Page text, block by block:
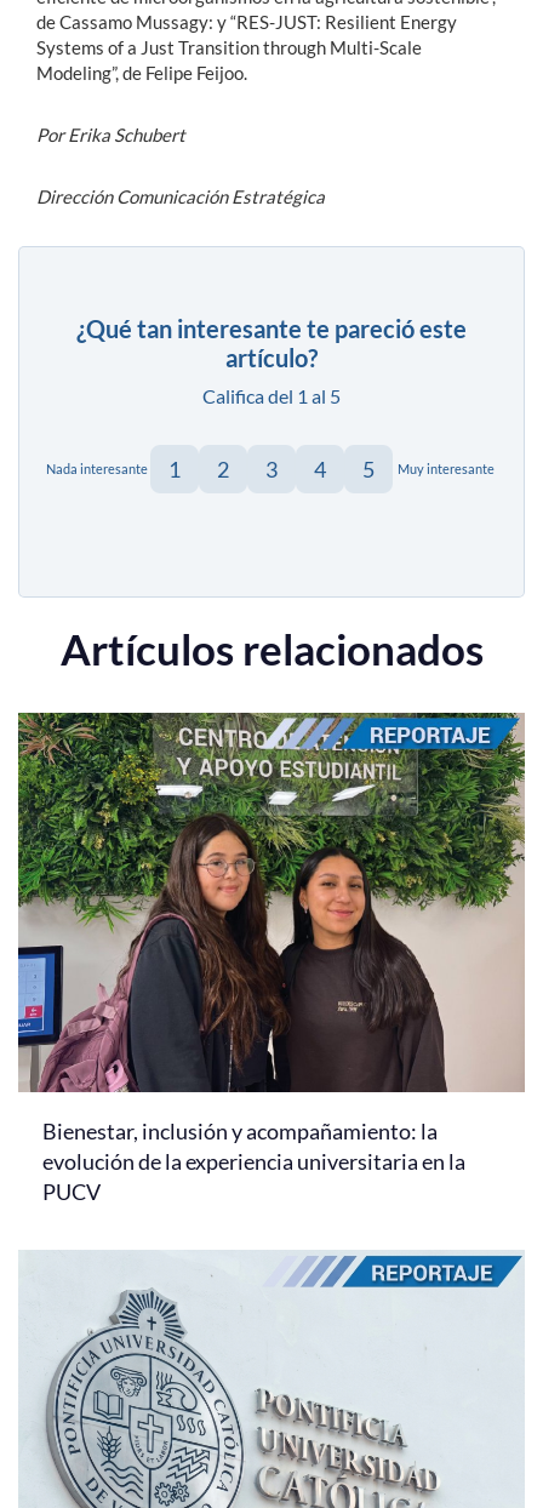
de Cassamo Mussagy: y “RES-JUST: Resilient Energy
Systems of a Just Transition through Multi-Scale
Modeling”, de Felipe Feijoo.
Por Erika Schubert
Dirección Comunicación Estratégica
¿Qué tan interesante te pareció este
artículo?
Califica del 1 al 5
Nada interesante 1 2 3 4 5 Muy interesante
Artículos relacionados
Bienestar, inclusión y acompañamiento: la
evolución de la experiencia universitaria en la
PUCV